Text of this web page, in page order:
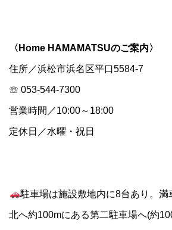
〈Home HAMAMATSUのご案内〉
住所／浜松市浜名区平口5584-7
☏ 053-544-7300
営業時間／10:00～18:00
定休日／水曜・祝日
駐車場は施設敷地内に8台あり。満
北へ約100mにある第二駐車場へ(約